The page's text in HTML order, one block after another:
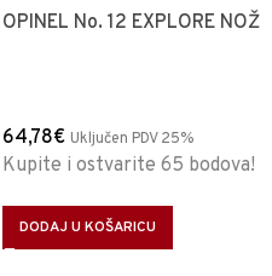
OPINEL No. 12 EXPLORE NOŽ
64,78€ Uključen PDV 25%
Kupite i ostvarite 65 bodova!
DODAJ U KOŠARICU